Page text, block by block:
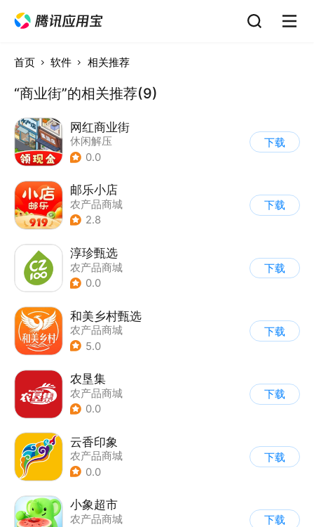
首页 软件 相关推荐
“商业街”的相关推荐(9)
网红商业街
休闲解压
0.0
下载
邮乐小店
农产品商城
2.8
下载
淳珍甄选
农产品商城
0.0
下载
和美乡村甄选
农产品商城
5.0
下载
农垦集
农产品商城
0.0
下载
云香印象
农产品商城
0.0
下载
小象超市
农产品商城
下载